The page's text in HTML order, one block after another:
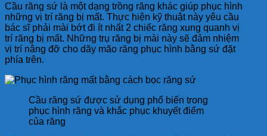
Cầu răng sứ là một dạng trồng răng khác giúp phục hình
những vị trí răng bị mất. Thực hiện kỹ thuật này yêu cầu
bác sĩ phải mài bớt đi ít nhất 2 chiếc răng xung quanh vị
trí răng bị mất. Những trụ răng bị mài này sẽ đảm nhiệm
vị trí nâng đỡ cho dãy mão răng phục hình bằng sứ đặt
phía trên.
Cầu răng sứ được sử dụng phổ biến trong
phục hình răng và khắc phục khuyết điểm
của răng